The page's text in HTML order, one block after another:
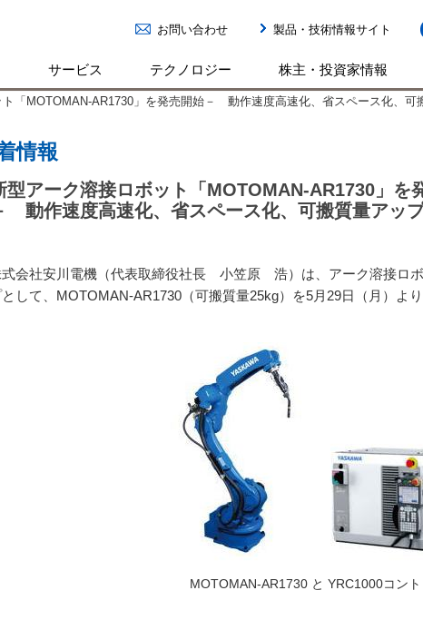
お問い合わせ 製品・技術情報サイト
サービス テクノロジー 株主・投資家情報
ト「MOTOMAN-AR1730」を発売開始－ 動作速度高速化、省スペース化、
情報
型アーク溶接ロボット「MOTOMAN-AR1730」を
動作速度高速化、省スペース化、可搬質量アッ
会社安川電機（代表取締役社長 小笠原 浩）は、アーク溶接ロ
して、 MOTOMAN-AR1730 （可搬質量25kg）を5月 29日（月）よ
MOTOMAN-AR1730 と YRC1000コント